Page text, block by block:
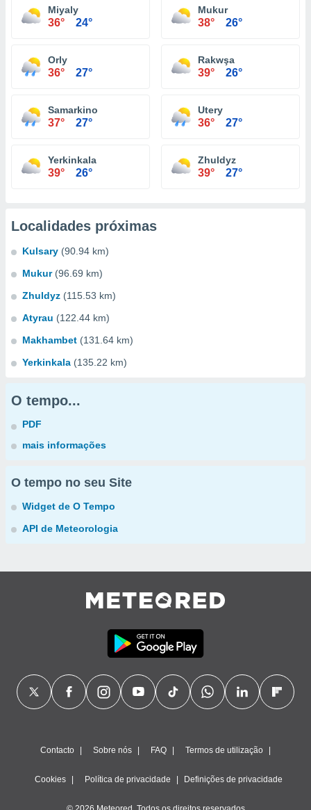
Miyaly
36° 24°
Mukur
38° 26°
Orly
36° 27°
Rakwşa
39° 26°
Samarkino
37° 27°
Utery
36° 27°
Yerkinkala
39° 26°
Zhuldyz
39° 27°
Localidades próximas
Kulsary (90.94 km)
Mukur (96.69 km)
Zhuldyz (115.53 km)
Atyrau (122.44 km)
Makhambet (131.64 km)
Yerkinkala (135.22 km)
O tempo...
PDF
mais informações
O tempo no seu Site
Widget de O Tempo
API de Meteorologia
Contacto Sobre nós FAQ Termos de utilização
Cookies Política de privacidade Definições de privacidade